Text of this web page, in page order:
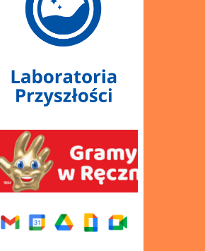
Budynek 4